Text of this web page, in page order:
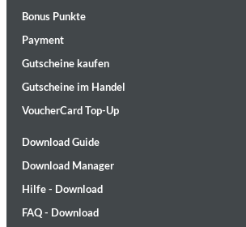
II Reworked
Kiasmos
Bonus Punkte
Payment
Gutscheine kaufen
Gutscheine im Handel
VoucherCard Top-Up
Download Guide
Download Manager
Hilfe - Download
FAQ - Download